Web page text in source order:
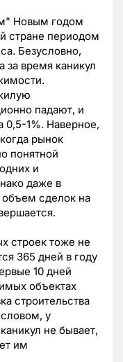
Новым годом
стране периодом
Безусловно,
за время каникул
падают, и
0,5-1%. Наверное,
рынок
понятной
и
даже в
сделок на
строек тоже не
365 дней в году
10 дней
объектах
строительства
у
не бывает,
им